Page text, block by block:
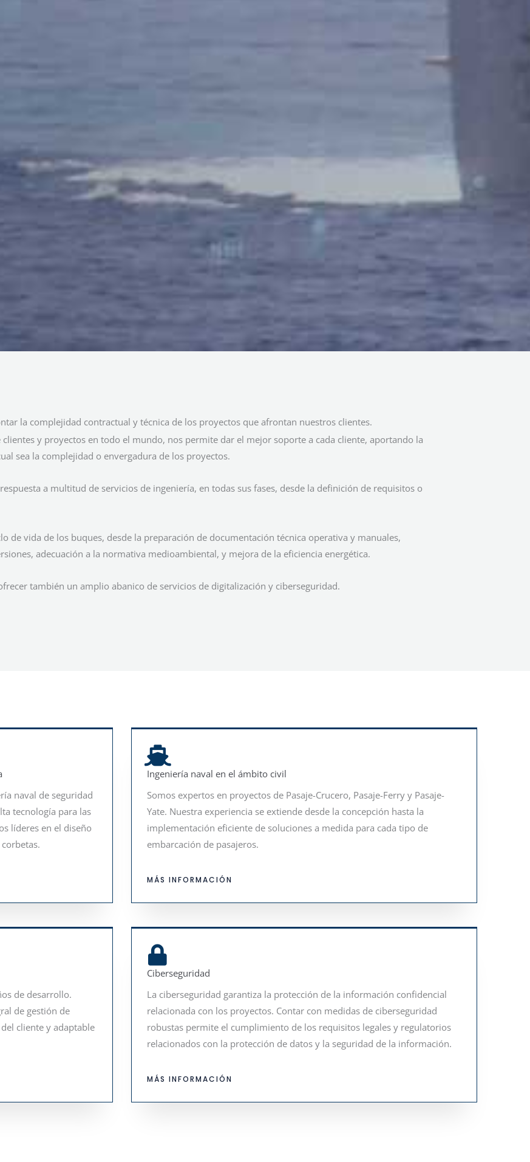
la complejidad contractual y técnica de los proyectos que afrontan nuestros clientes.
y proyectos en todo el mundo, nos permite dar el mejor soporte a cada cliente, aportando la
sea la complejidad o envergadura de los proyectos.
a multitud de servicios de ingeniería, en todas sus fases, desde la definición de requisitos o
de vida de los buques, desde la preparación de documentación técnica operativa y manuales,
adecuación a la normativa medioambiental, y mejora de la eficiencia energética.
también un amplio abanico de servicios de digitalización y ciberseguridad.
naval de seguridad
tecnología para las
líderes en el diseño
Ingeniería naval en el ámbito civil
Somos expertos en proyectos de Pasaje-Crucero, Pasaje-Ferry y Pasaje-
Yate. Nuestra experiencia se extiende desde la concepción hasta la
implementación eficiente de soluciones a medida para cada tipo de
embarcación de pasajeros.
MÁS INFORMACIÓN
de desarrollo.
de gestión de
cliente y adaptable
Ciberseguridad
La ciberseguridad garantiza la protección de la información confidencial
relacionada con los proyectos. Contar con medidas de ciberseguridad
robustas permite el cumplimiento de los requisitos legales y regulatorios
relacionados con la protección de datos y la seguridad de la información.
MÁS INFORMACIÓN